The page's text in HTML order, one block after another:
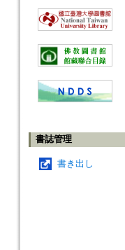
書誌管理
書き出し